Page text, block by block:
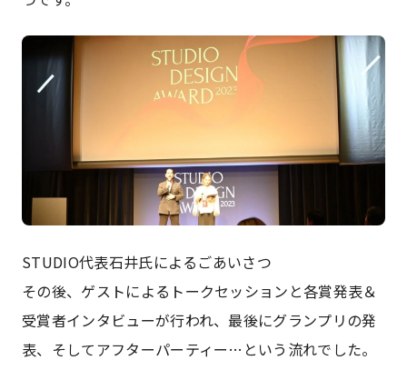
STUDIO代表石井氏によるごあいさつ
その後、ゲストによるトークセッションと各賞発表＆
受賞者インタビューが行われ、最後にグランプリの発
表、そしてアフターパーティー…という流れでした。